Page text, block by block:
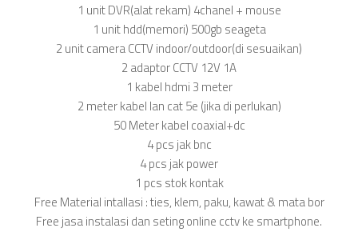
1 unit DVR(alat rekam) 4chanel + mouse
1 unit hdd(memori) 500gb seageta
2 unit camera CCTV indoor/outdoor(di sesuaikan)
2 adaptor CCTV 12V 1A
1 kabel hdmi 3 meter
2 meter kabel lan cat 5e (jika di perlukan)
50 Meter kabel coaxial+dc
4 pcs jak bnc
4 pcs jak power
1 pcs stok kontak
Free Material intallasi : ties, klem, paku, kawat & mata bor
Free jasa instalasi dan seting online cctv ke smartphone.